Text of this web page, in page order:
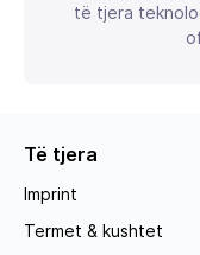
të tjera
Të tjera
Imprint
Termet & kushtet